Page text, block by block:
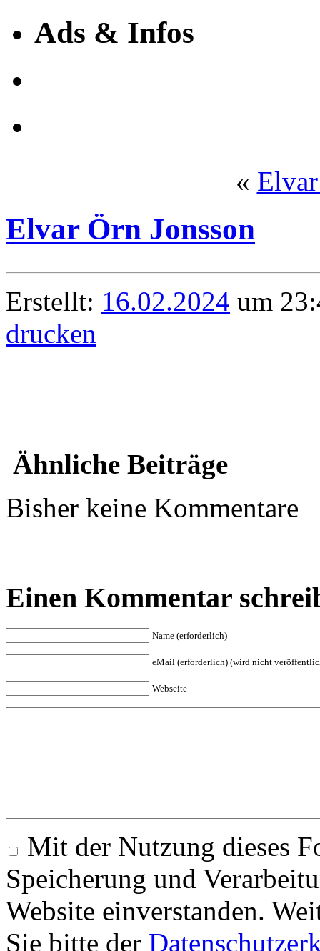
Ads & Infos
«
Elvar Örn Jonsson
Erstellt: 16.02.2024 um
drucken
Ähnliche Beiträge
Bisher keine Kommentare
Einen Kommentar
Name (erforderlich)
eMail (erforderlich) (wird nicht
Webseite
Mit der Nutzung dieses
Speicherung und
Website einverstanden.
Sie bitte der